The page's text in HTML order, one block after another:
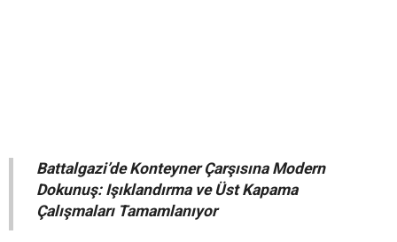
Battalgazi’de Konteyner Çarşısına Modern
Dokunuş: Işıklandırma ve Üst Kapama
Çalışmaları Tamamlanıyor